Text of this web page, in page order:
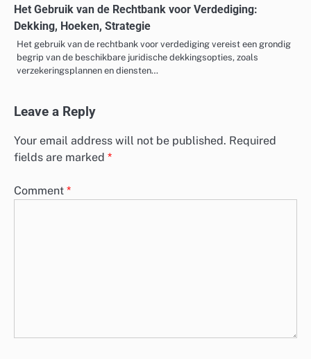
Het Gebruik van de Rechtbank voor Verdediging:
Dekking, Hoeken, Strategie
Het gebruik van de rechtbank voor verdediging vereist een grondig
begrip van de beschikbare juridische dekkingsopties, zoals
verzekeringsplannen en diensten…
Leave a Reply
Your email address will not be published. Required
fields are marked *
Comment *